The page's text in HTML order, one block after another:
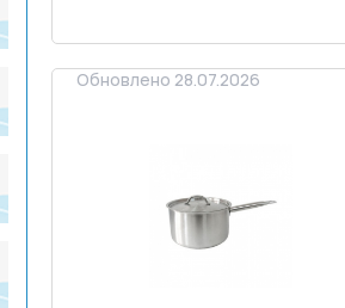
Обновлено 28.07.2026